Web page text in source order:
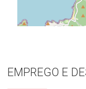
EMPREGO E